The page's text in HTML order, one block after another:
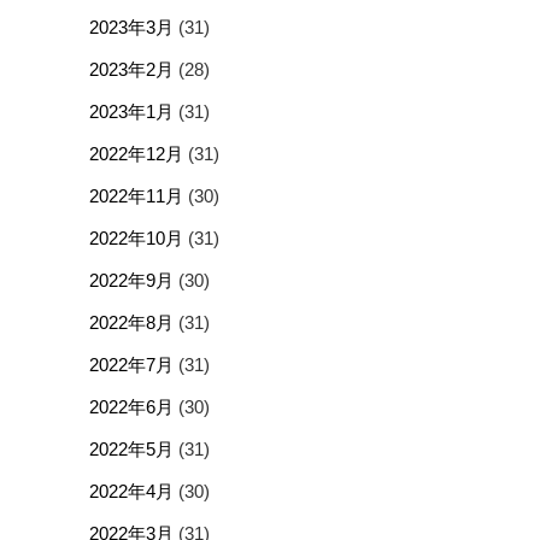
2023年3月 (31)
2023年2月 (28)
2023年1月 (31)
2022年12月 (31)
2022年11月 (30)
2022年10月 (31)
2022年9月 (30)
2022年8月 (31)
2022年7月 (31)
2022年6月 (30)
2022年5月 (31)
2022年4月 (30)
2022年3月 (31)